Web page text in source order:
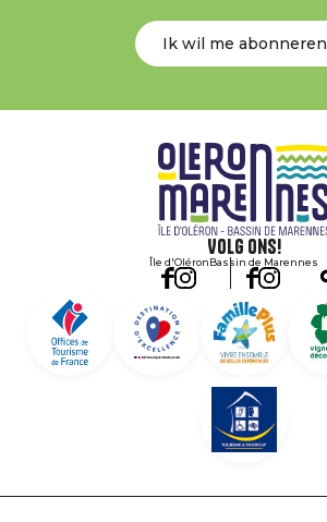
Ik wil me abonneren
Volg ons!
Île d'OléronBassin de Marennes